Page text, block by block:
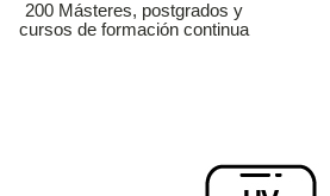
200 Másteres, postgrados y
cursos de formación continua